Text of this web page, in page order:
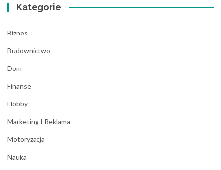
Kategorie
Biznes
Budownictwo
Dom
Finanse
Hobby
Marketing I Reklama
Motoryzacja
Nauka